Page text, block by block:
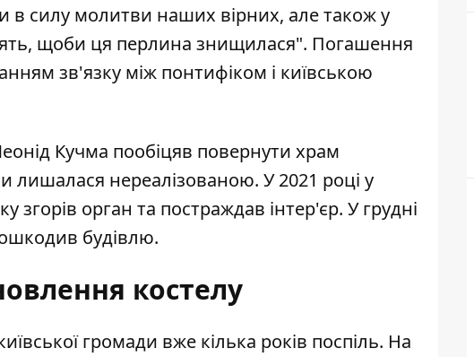
в силу молитви наших вірних, але також у
щоби ця перлина знищилася". Погашення
зв'язку між понтифіком і київською
Кучма пообіцяв повернути храм
лишалася нереалізованою. У 2021 році у
згорів орган та постраждав інтер'єр. У грудні
будівлю.
костелу
громади вже кілька років поспіль. На